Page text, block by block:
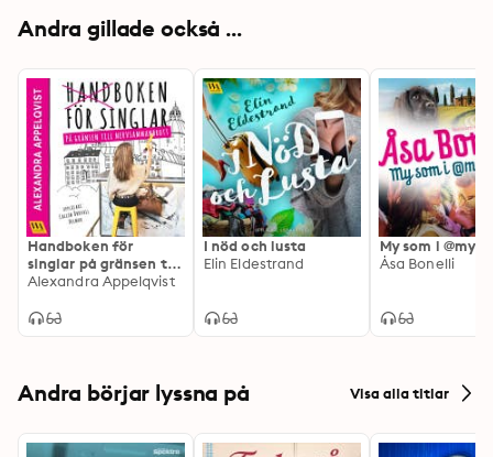
Andra gillade också ...
Handboken för
singlar på gränsen till
nervsammanbrott
Alexandra Appelqvist
I nöd och lusta
Elin Eldestrand
My som i
Åsa Bonelli
Andra börjar lyssna på Visa alla titlar